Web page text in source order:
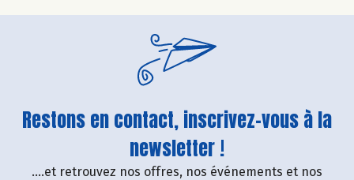
Restons en contact, inscrivez-vous à la
newsletter !
....et retrouvez nos offres, nos événements et nos